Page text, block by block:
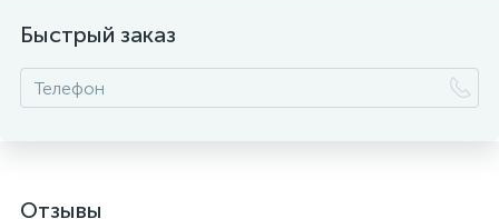
Быстрый заказ
Отзывы